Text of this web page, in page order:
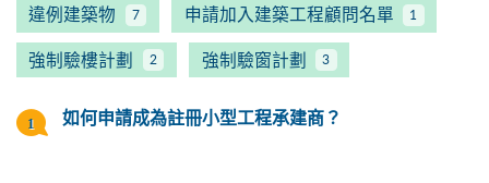
違例建築物 7 申請加入建築工程顧問名單 1
強制驗樓計劃 2 強制驗窗計劃 3
如何申請成為註冊小型工程承建商？